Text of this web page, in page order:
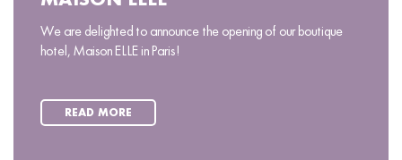
We are delighted to announce the opening of our boutique
hotel, Maison ELLE in Paris!
READ MORE